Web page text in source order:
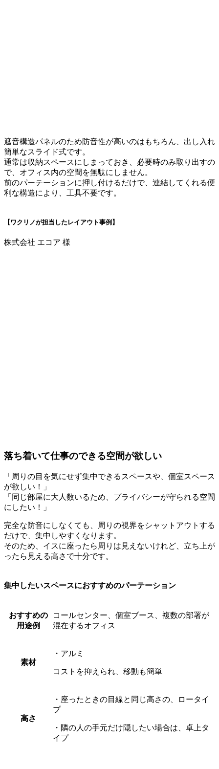
遮音構造パネルのため防音性が高いのはもちろん、出し入れ
簡単なスライド式です。
通常は収納スペースにしまっておき、必要時のみ取り出すの
で、オフィス内の空間を無駄にしません。
前のパーテーションに押し付けるだけで、連結してくれる便
利な構造により、工具不要です。
【ワクリノが担当したレイアウト事例】
株式会社 エコア 様
落ち着いて仕事のできる空間が欲しい
「周りの目を気にせず集中できるスペースや、個室スペース
が欲しい！」
「同じ部屋に大人数いるため、プライバシーが守られる空間
にしたい！」
完全な防音にしなくても、
周りの視界をシャットアウトする
だけで、集中しやすくなります。
そのため、 イスに座ったら周りは見えないけれど、立ち上が
ったら見える高さ で十分です。
集中したいスペースにおすすめのパーテーション
おすすめの
用途例
コールセンター、個室ブース、複数の部署が
混在するオフィス
素材
・アルミ
コストを抑えられ、移動も簡単
高さ
・座ったときの目線と同じ高さの、ロータイ
プ
・隣の人の手元だけ隠したい場合は、卓上タ
イプ